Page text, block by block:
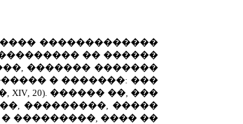
�������������
�� ������
������� �������
� �������: ���
XIV, 20). ������ ��, ���
���������, �����
���������, ���� ��